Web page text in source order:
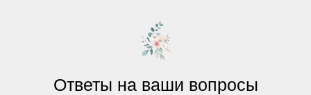
Ответы на ваши вопросы